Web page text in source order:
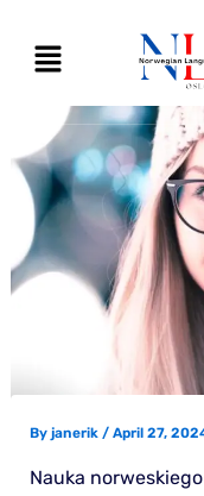
content
Menu
By janerik / April 27,
Nauka